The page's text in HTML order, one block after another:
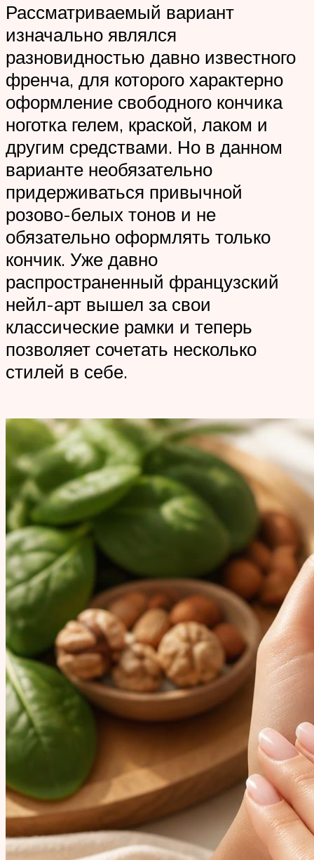
Рассматриваемый вариант
изначально являлся
разновидностью давно известного
френча, для которого характерно
оформление свободного кончика
ноготка гелем, краской, лаком и
другим средствами. Но в данном
варианте необязательно
придерживаться привычной
розово-белых тонов и не
обязательно оформлять только
кончик. Уже давно
распространенный французский
нейл-арт вышел за свои
классические рамки и теперь
позволяет сочетать несколько
стилей в себе.